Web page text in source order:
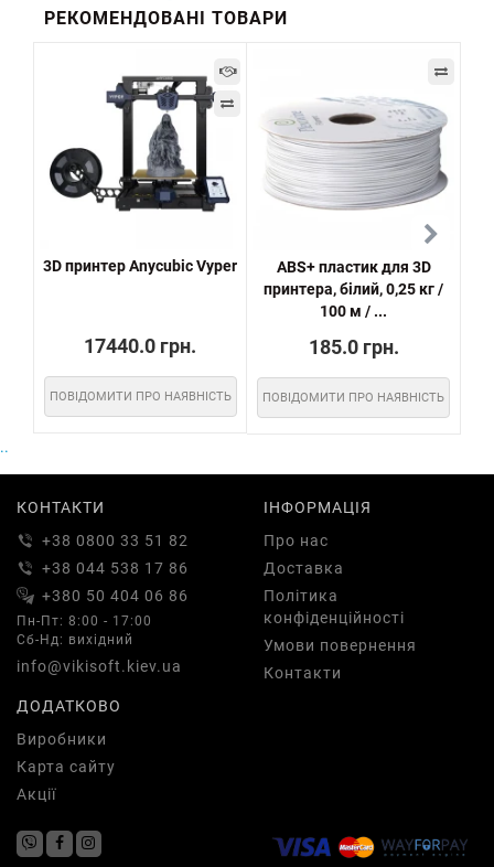
РЕКОМЕНДОВАНІ ТОВАРИ
3D принтер Anycubic Vyper
17440.0 грн.
ПОВІДОМИТИ ПРО НАЯВНІСТЬ
ABS+ пластик для 3D
принтера, білий, 0,25 кг /
100 м / ...
185.0 грн.
ПОВІДОМИТИ ПРО НАЯВНІСТЬ
..
КОНТАКТИ
+38 0800 33 51 82
+38 044 538 17 86
+380 50 404 06 86
Пн-Пт: 8:00 - 17:00
Сб-Нд: вихідний
info@vikisoft.kiev.ua
ІНФОРМАЦІЯ
Про нас
Доставка
Політика
конфіденційності
Умови повернення
Контакти
ДОДАТКОВО
Виробники
Карта сайту
Акції